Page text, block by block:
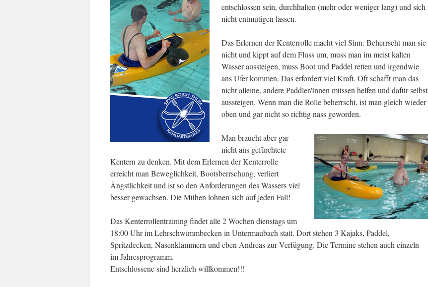
entschlossen sein, durchhalten (mehr oder weniger lang) und sich
nicht entmutigen lassen.
Das Erlernen der Kenterrolle macht viel Sinn. Beherrscht man sie
nicht und kippt auf dem Fluss um, muss man im meist kalten
Wasser aussteigen, muss Boot und Paddel retten und irgendwie
ans Ufer kommen. Das erfordert viel Kraft. Oft schafft man das
nicht alleine, andere Paddler/Innen müssen helfen und dafür selbst
aussteigen. Wenn man die Rolle beherrscht, ist man gleich wieder
oben und gar nicht so richtig nass geworden.
Man braucht aber gar
nicht ans gefürchtete
Kentern zu denken. Mit dem Erlernen der Kenterrolle
erreicht man Beweglichkeit, Bootsberrschung, verliert
Ängstlichkeit und ist so den Anforderungen des Wassers viel
besser gewachsen. Die Mühen lohnen sich auf jeden Fall!
Das Kenterrollentraining findet alle 2 Wochen dienstags um
18:00 Uhr im Lehrschwimmbecken in Untermaubach statt. Dort stehen 3 Kajaks, Paddel,
Spritzdecken, Nasenklammern und eben Andreas zur Verfügung. Die Termine stehen auch einzeln
im Jahresprogramm.
Entschlossene sind herzlich willkommen!!!